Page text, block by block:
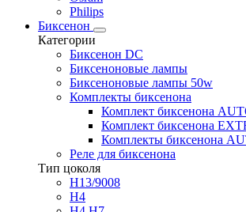
Philips
Биксенон
Категории
Биксенон DC
Биксеноновые лампы
Биксеноновые лампы 50w
Комплекты биксенона
Комплект биксенона
Комплект биксенона
Комплекты биксенона
Реле для биксенона
Тип цоколя
H13/9008
H4